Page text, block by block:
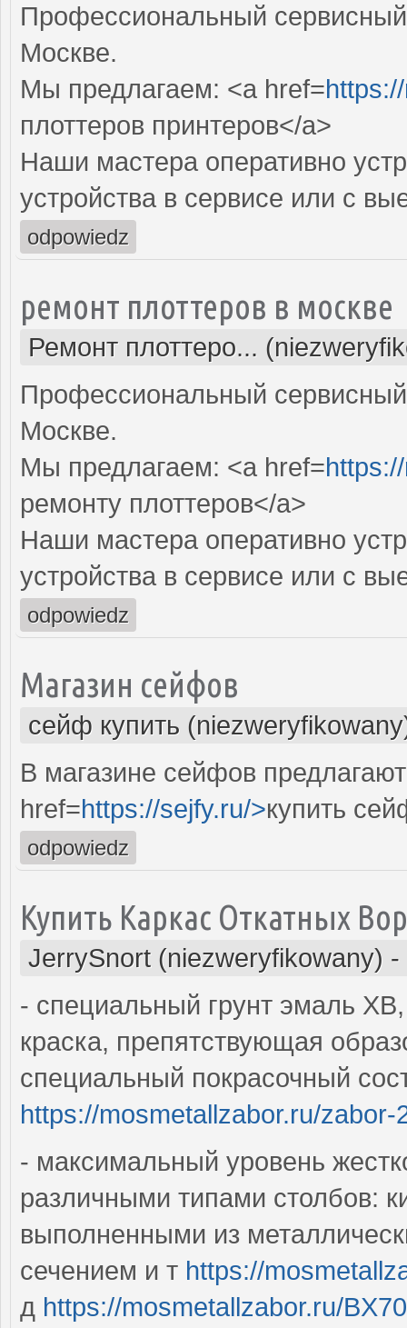
Профессиональный
Москве.
Мы предлагаем: <a href=
плоттеров принтеров</a>
Наши мастера оперативно
устройства в сервисе или с
odpowiedz
ремонт плоттеров в москве
Ремонт плоттеро...
Профессиональный
Москве.
Мы предлагаем: <a href=
ремонту плоттеров</a>
Наши мастера оперативно
устройства в сервисе или с
odpowiedz
Магазин сейфов
сейф купить
В магазине сейфов
href=https://sejfy.ru/>купить
odpowiedz
Купить Каркас Откатных
JerrySnort (niezweryfikowany) -
- специальный грунт эмаль
краска, препятствующая
специальный покрасочный
https://mosmetallzabor.ru/zabor-
- максимальный уровень
различными типами столбов:
выполненными из
сечением и т https://
д https://mosmetallzabor.ru/